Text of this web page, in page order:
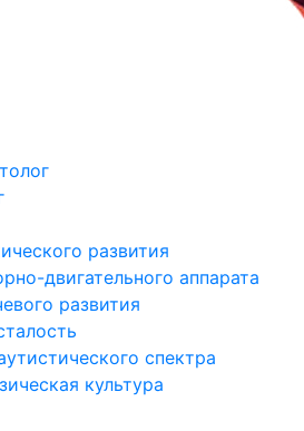
развития
двигательного аппарата
развития
спектра
культура